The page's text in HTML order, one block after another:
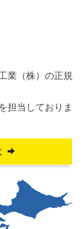
業（株）の正規
担当しておりま